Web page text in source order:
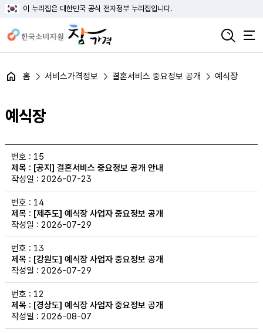
이 누리집은 대한민국 공식 전자정부 누리집입니다.
홈 서비스가격정보 결혼서비스 중요정보 공개 예식장
예식장
15
[공지] 결혼서비스 중요정보 공개 안내
2026-07-23
14
[제주도] 예식장 사업자 중요정보 공개
2026-07-29
13
[강원도] 예식장 사업자 중요정보 공개
2026-07-29
12
[경상도] 예식장 사업자 중요정보 공개
2026-08-07